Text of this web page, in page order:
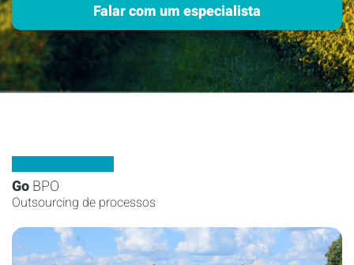
Falar com um especialista
GoBPO
Outsourcing de processos